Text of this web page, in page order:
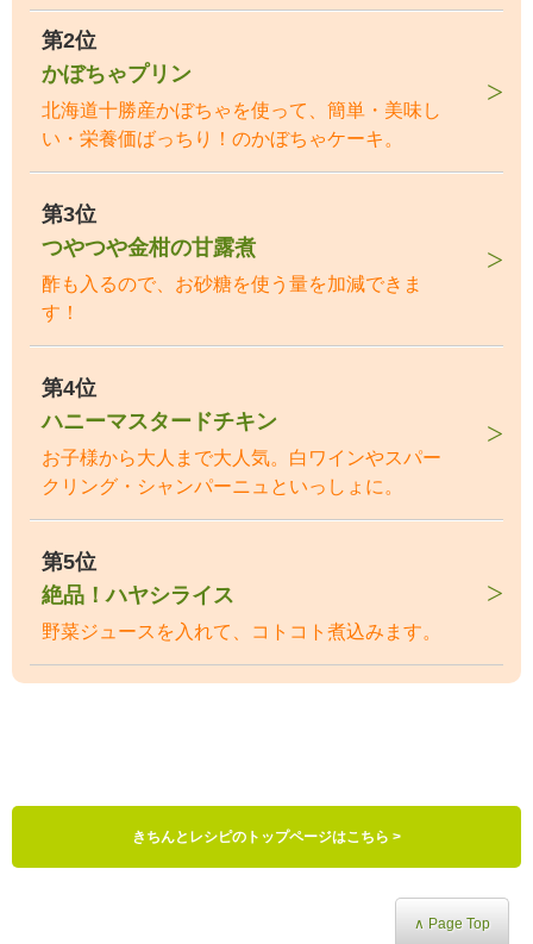
第2位
かぼちゃプリン
北海道十勝産かぼちゃを使って、簡単・美味し
い・栄養価ばっちり！のかぼちゃケーキ。
第3位
つやつや金柑の甘露煮
酢も入るので、お砂糖を使う量を加減できま
す！
第4位
ハニーマスタードチキン
お子様から大人まで大人気。白ワインやスパー
クリング・シャンパーニュといっしょに。
第5位
絶品！ハヤシライス
野菜ジュースを入れて、コトコト煮込みます。
きちんとレシピのトップページはこちら >
∧ Page Top